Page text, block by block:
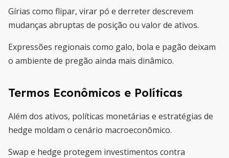
Gírias como flipar, virar pó e derreter descrevem
mudanças abruptas de posição ou valor de ativos.
Expressões regionais como galo, bola e pagão deixam
o ambiente de pregão ainda mais dinâmico.
Termos Econômicos e Políticas
Além dos ativos, políticas monetárias e estratégias de
hedge moldam o cenário macroeconômico.
Swap e hedge protegem investimentos contra